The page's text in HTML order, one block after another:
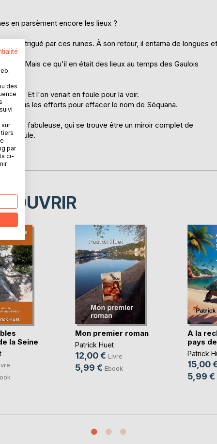
en parsèment encore les lieux ?
fut intrigué par ces ruines. À son retour, il entama de longues et
Mais ce qu'il en était des lieux au temps des Gaulois
Et l'on venait en foule pour la voir.
Et tous les efforts pour effacer le nom de Séquana.
fabuleuse, qui se trouve être un miroir complet de
la Gaule.
la Seine
Mon premier roman
Patrick Huet
12,00 € Livre
5,99 € Ebook
A la
pays
Patrick
15,00
5,99 €
des
par
ci-